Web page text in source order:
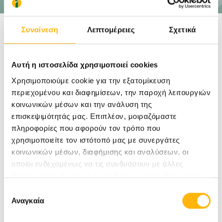
Συναίνεση Λεπτομέρειες Σχετικά
Αυτή η ιστοσελίδα χρησιμοποιεί cookies
Χρησιμοποιούμε cookie για την εξατομίκευση
περιεχομένου και διαφημίσεων, την παροχή λειτουργιών
κοινωνικών μέσων και την ανάλυση της
επισκεψιμότητάς μας. Επιπλέον, μοιραζόμαστε
πληροφορίες που αφορούν τον τρόπο που
χρησιμοποιείτε τον ιστότοπό μας με συνεργάτες
κοινωνικών μέσων, διαφήμισης και αναλύσεων, οι
οποίοι ενδεχομένως να τις συνδυάσουν με άλλες
πληροφορίες που τους έχετε παραχωρήσει ή τις οποίες
των υπηρεσιών τους.
συγκατάθεσης
Αναγκαία
Για να
μπορέσετε να δείτε το video δώστε μας την
συγκατάθεσή σας στα cookies Εμπορικής
Προώθησης.
ΠΑΙΔΙΑΤΡΙΚΉ
Μονάδα Πλαστικής Γεννητο-Ουρηθρικής
Χειρουργικής
ΠΑΙΔΙΑΤΡΙΚΉ
Δείτε Επίσης: